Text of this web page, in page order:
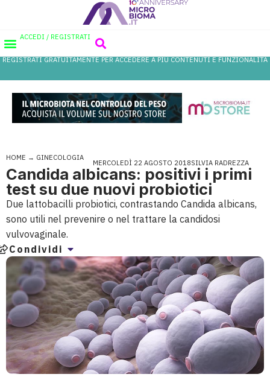
ACCEDI / REGISTRATI
REGISTRATI GRATUITAMENTE PER ACCEDERE A PIÙ CONTENUTI E FUNZIONALITÀ
HOME → GINECOLOGIA
MERCOLEDÌ 22 AGOSTO 2018SILVIA RADREZZA
Candida albicans: positivi i primi
test su due nuovi probiotici
Due lattobacilli probiotici, contrastando Candida albicans,
sono utili nel prevenire o nel trattare la candidosi
vulvovaginale.
Condividi